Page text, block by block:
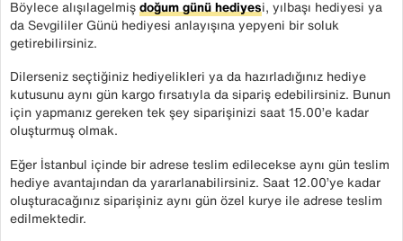
Böylece alışılagelmişdoğum günü hediyesi, yılbaşı hediyesi ya
da Sevgililer Günü hediyesi anlayışına yepyeni bir soluk
getirebilirsiniz.
Dilerseniz seçtiğiniz hediyelikleri ya da hazırladığınız hediye
kutusunu aynı gün kargo fırsatıyla da sipariş edebilirsiniz. Bunun
için yapmanız gereken tek şey siparişinizi saat 15.00’e kadar
oluşturmuş olmak.
Eğer İstanbul içinde bir adrese teslim edilecekse aynı gün teslim
hediye avantajından da yararlanabilirsiniz. Saat 12.00’ye kadar
oluşturacağınız siparişiniz aynı gün özel kurye ile adrese teslim
edilmektedir.